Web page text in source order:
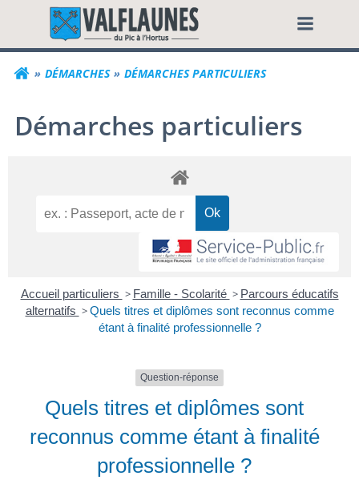
contenuCommune de
DÉMARCHES DÉMARCHES PARTICULIERS
Démarches particuliers
Accueil particuliers > Famille - Scolarité > Parcours éducatifs
alternatifs > Quels titres et diplômes sont reconnus comme
étant à finalité professionnelle ?
Question-réponse
Quels titres et diplômes sont
reconnus comme étant à finalité
professionnelle ?